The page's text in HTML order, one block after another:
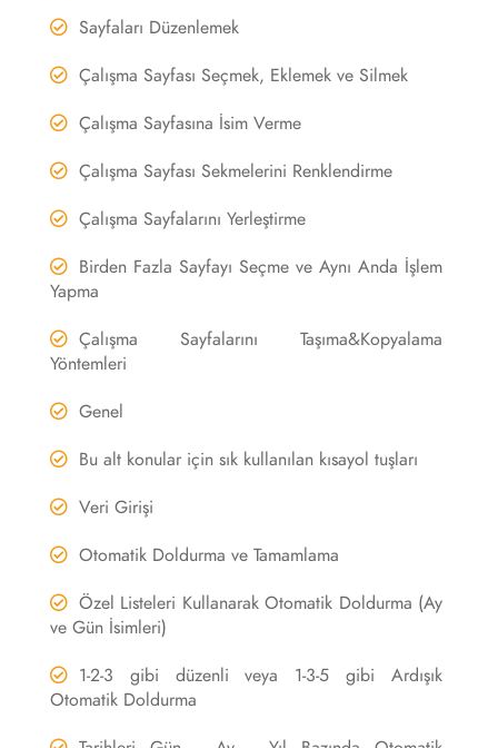
Sayfaları Düzenlemek
Çalışma Sayfası Seçmek, Eklemek ve Silmek
Çalışma Sayfasına İsim Verme
Çalışma Sayfası Sekmelerini Renklendirme
Çalışma Sayfalarını Yerleştirme
Birden Fazla Sayfayı Seçme ve Aynı Anda İşlem
Yapma
Çalışma Sayfalarını Taşıma&Kopyalama
Yöntemleri
Genel
Bu alt konular için sık kullanılan kısayol tuşları
Veri Girişi
Otomatik Doldurma ve Tamamlama
Özel Listeleri Kullanarak Otomatik Doldurma (Ay
ve Gün İsimleri)
1-2-3 gibi düzenli veya 1-3-5 gibi Ardışık
Otomatik Doldurma